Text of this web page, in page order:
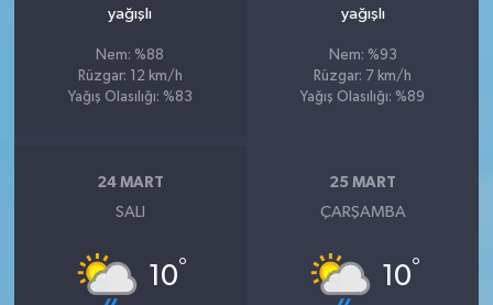
yağışlı
Nem: %88
Rüzgar: 12 km/h
Yağış Olasılığı: %83
yağışlı
Nem: %93
Rüzgar: 7 km/h
Yağış Olasılığı: %89
24 MART
SALI
10°
25 MART
ÇARŞAMBA
10°